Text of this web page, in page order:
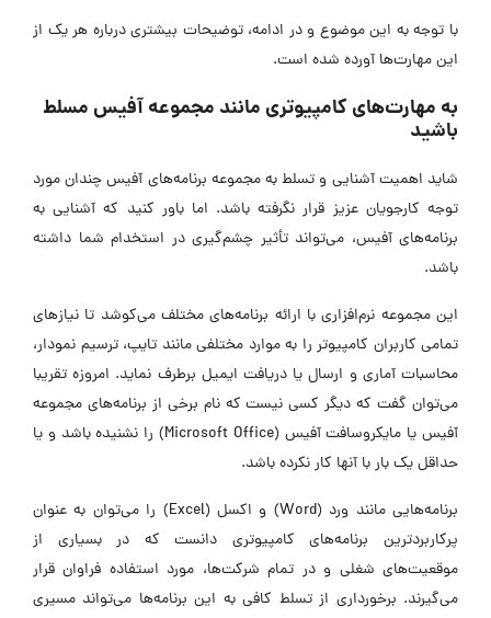
با توجه به این موضوع و در ادامه، توضیحات بیشتری درباره هر یک از
این مهارت‌ها آورده شده است.
به مهارت‌های کامپیوتری مانند مجموعه آفیس مسلط
باشید
شاید اهمیت آشنایی و تسلط به مجموعه برنامه‌های آفیس چندان مورد
توجه کارجویان عزیز قرار نگرفته باشد. اما باور کنید که آشنایی به
برنامه‌های آفیس، می‌تواند تأثیر چشم‌گیری در استخدام شما داشته
باشد.
این مجموعه نرم‌افزاری با ارائه برنامه‌های مختلف می‌کوشد تا نیازهای
تمامی کاربران کامپیوتر را به موارد مختلفی مانند تایپ، ترسیم نمودار،
محاسبات آماری و ارسال یا دریافت ایمیل برطرف نماید. امروزه تقریبا
می‌توان گفت که دیگر کسی نیست که نام برخی از برنامه‌های مجموعه
آفیس یا مایکروسافت آفیس (Microsoft Office) را نشنیده باشد و یا
حداقل یک بار با آنها کار نکرده باشد.
برنامه‌هایی مانند ورد (Word) و اکسل (Excel) را می‌توان به عنوان
پرکاربردترین برنامه‌های کامپیوتری دانست که در بسیاری از
موقعیت‌های شغلی و در تمام شرکت‌ها، مورد استفاده فراوان قرار
می‌گیرند. برخورداری از تسلط کافی به این برنامه‌ها می‌تواند مسیری